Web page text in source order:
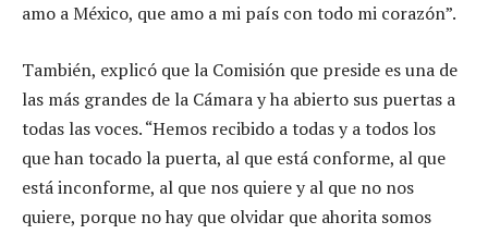
amo a México, que amo a mi país con todo mi corazón”.
También, explicó que la Comisión que preside es una de
las más grandes de la Cámara y ha abierto sus puertas a
todas las voces. “Hemos recibido a todas y a todos los
que han tocado la puerta, al que está conforme, al que
está inconforme, al que nos quiere y al que no nos
quiere, porque no hay que olvidar que ahorita somos